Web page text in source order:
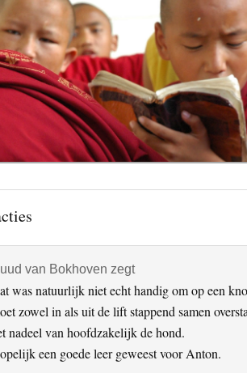
van Bokhoven zegt
was natuurlijk niet echt handig om op een
zowel in als uit de lift stappend samen
nadeel van hoofdzakelijk de hond.
een goede leer geweest voor Anton.